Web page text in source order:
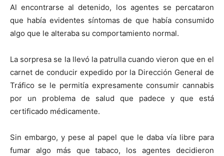
Al encontrarse al detenido, los agentes se percataron
que había evidentes síntomas de que había consumido
algo que le alteraba su comportamiento normal.
La sorpresa se la llevó la patrulla cuando vieron que en el
carnet de conducir expedido por la Dirección General de
Tráfico se le permitía expresamente consumir cannabis
por un problema de salud que padece y que está
certificado médicamente.
Sin embargo, y pese al papel que le daba vía libre para
fumar algo más que tabaco, los agentes decidieron